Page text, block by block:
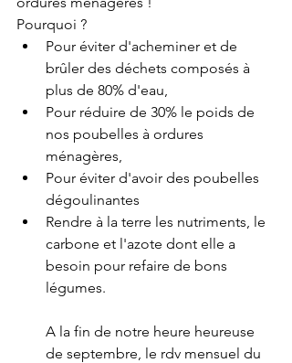
Pourquoi ?
Pour éviter d'acheminer et de
brûler des déchets composés à
plus de 80% d'eau,
Pour réduire de 30% le poids de
nos poubelles à ordures
ménagères,
Pour éviter d'avoir des poubelles
dégoulinantes
Rendre à la terre les nutriments, le
carbone et l'azote dont elle a
besoin pour refaire de bons
légumes.
A la fin de notre heure heureuse
de septembre, le rdv mensuel du